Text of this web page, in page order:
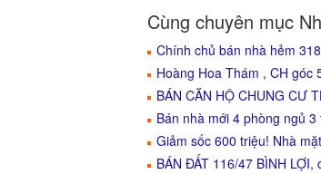
Cùng chuyên mục
Chính chủ bán nhà hẻm
Hoàng Hoa Thám , CH góc
BÁN CĂN HỘ CHUNG CƯ
Bán nhà mới 4 phòng ngủ
Giảm sốc 600 triệu! Nhà
BÁN ĐẤT 116/47 BÌNH